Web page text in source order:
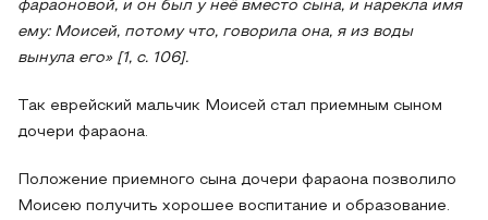
фараоновой, и он был у неё вместо сына, и нарекла имя
ему: Моисей, потому что, говорила она, я из воды
вынула его» [1, с. 106].
Так еврейский мальчик Моисей стал приемным сыном
дочери фараона.
Положение приемного сына дочери фараона позволило
Моисею получить хорошее воспитание и образование.